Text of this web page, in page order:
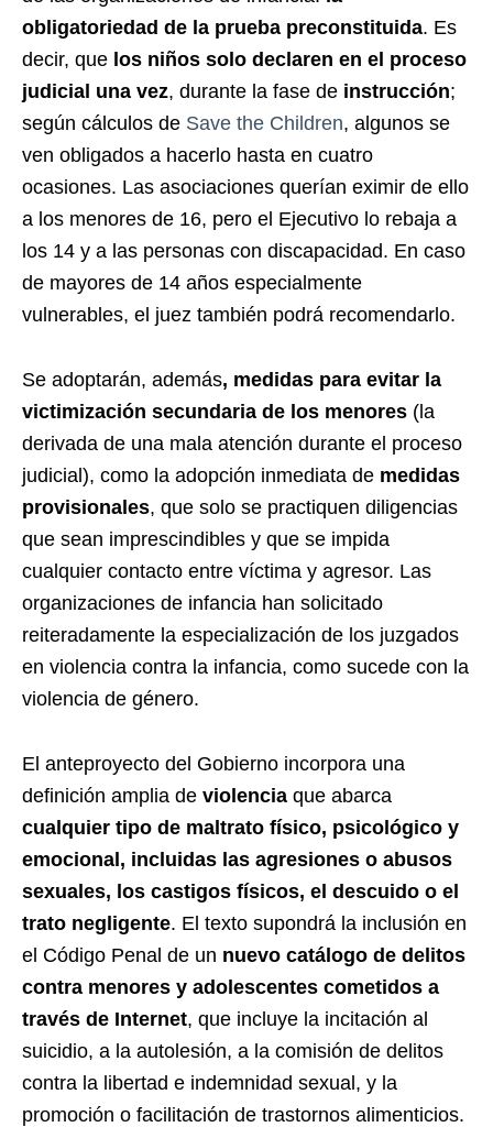
obligatoriedad de la prueba preconstituida. Es
decir, que los niños solo declaren en el proceso
judicial una vez, durante la fase de instrucción;
según cálculos de Save the Children, algunos se
ven obligados a hacerlo hasta en cuatro
ocasiones. Las asociaciones querían eximir de ello
a los menores de 16, pero el Ejecutivo lo rebaja a
los 14 y a las personas con discapacidad. En caso
de mayores de 14 años especialmente
vulnerables, el juez también podrá recomendarlo.
Se adoptarán, además, medidas para evitar la
victimización secundaria de los menores (la
derivada de una mala atención durante el proceso
judicial), como la adopción inmediata de medidas
provisionales, que solo se practiquen diligencias
que sean imprescindibles y que se impida
cualquier contacto entre víctima y agresor. Las
organizaciones de infancia han solicitado
reiteradamente la especialización de los juzgados
en violencia contra la infancia, como sucede con la
violencia de género.
El anteproyecto del Gobierno incorpora una
definición amplia de violencia que abarca
cualquier tipo de maltrato físico, psicológico y
emocional, incluidas las agresiones o abusos
sexuales, los castigos físicos, el descuido o el
trato negligente. El texto supondrá la inclusión en
el Código Penal de un nuevo catálogo de delitos
contra menores y adolescentes cometidos a
través de Internet, que incluye la incitación al
suicidio, a la autolesión, a la comisión de delitos
contra la libertad e indemnidad sexual, y la
promoción o facilitación de trastornos alimenticios.